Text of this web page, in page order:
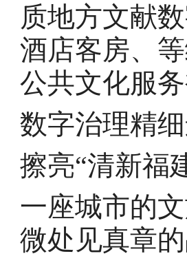
质地方文献
酒店客房、
公共文化服
数字治理精
擦亮“清新福
一座城市的
微处见真章